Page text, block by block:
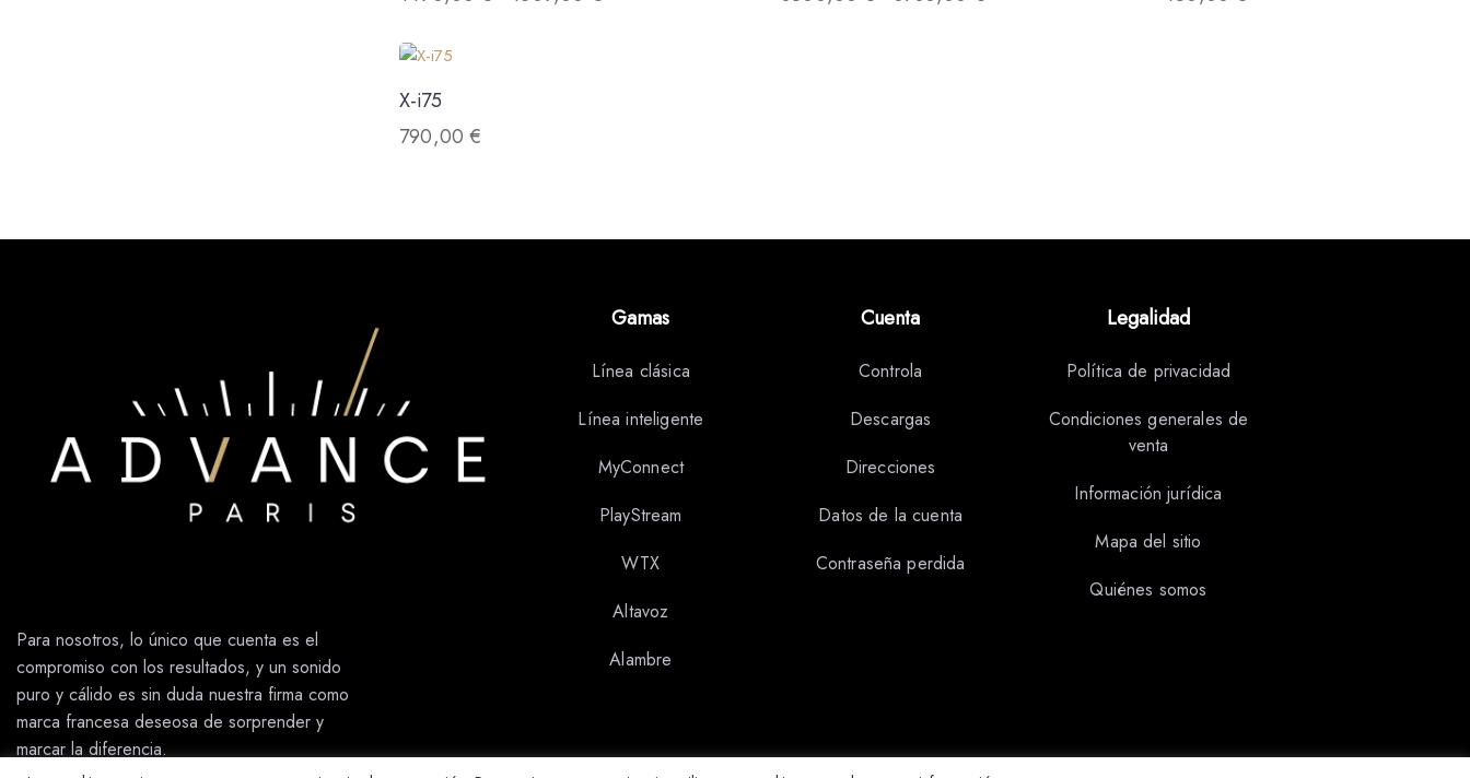
X-i75
790,00€
Para nosotros, lo único que cuenta es el
compromiso con los resultados, y un sonido
puro y cálido es sin duda nuestra firma como
marca francesa deseosa de sorprender y
marcar la diferencia.
Gamas
Línea clásica
Línea inteligente
MyConnect
PlayStream
WTX
Altavoz
Alambre
Cuenta
Controla
Descargas
Direcciones
Datos de la cuenta
Contraseña perdida
Legalidad
Política de privacidad
Condiciones generales de
venta
Información jurídica
Mapa del sitio
Quiénes somos